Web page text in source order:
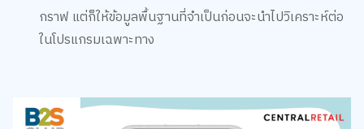
ในโปรแกรมเฉพาะทาง